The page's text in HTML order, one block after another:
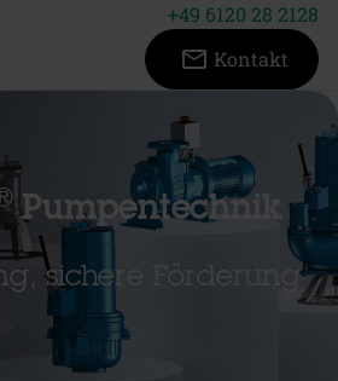
+49 6120 28 2128
mail_outline Kontakt
Pumpentechnik
sichere Förderung